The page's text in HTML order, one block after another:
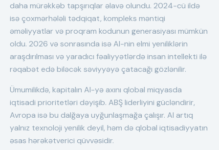
daha mürəkkəb tapşırıqlar əlavə olundu. 2024-cü ildə
isə çoxmərhələli tədqiqat, kompleks məntiqi
əməliyyatlar və proqram kodunun generasiyası mümkün
oldu. 2026 və sonrasında isə AI-nin elmi yeniliklərin
araşdırılması və yaradıcı fəaliyyətlərdə insan intellekti ilə
rəqabət edə biləcək səviyyəyə çatacağı gözlənilir.
Ümumilikdə, kapitalın AI-yə axını qlobal miqyasda
iqtisadi prioritetləri dəyişib. ABŞ liderliyini gücləndirir,
Avropa isə bu dalğaya uyğunlaşmağa çalışır. AI artıq
yalnız texnoloji yenilik deyil, həm də qlobal iqtisadiyyatın
əsas hərəkətverici qüvvəsidir.